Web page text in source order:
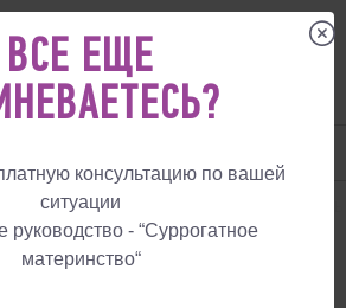
БЛОГ
СТАТЬ
ВСЕ ЕЩЕ
консультацию по вашей
ситуации
руководство - “Суррогатное
материнство“